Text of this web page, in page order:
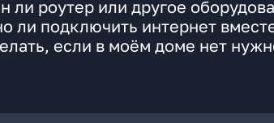
ли роутер или другое
ли подключить интернет
если в моём доме нет